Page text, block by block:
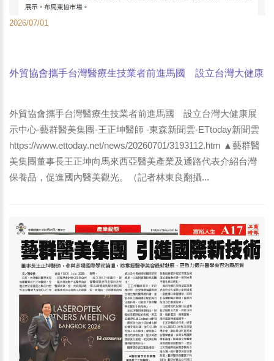
2026/07/01
外貿協會攜手台灣醫療生技業者前進馬國 設立台灣大健康
外貿協會攜手台灣醫療生技業者前進馬國 設立台灣大健康展
示中心-藝群醫美集團-王正坤醫師 -東森新聞雲-ETtoday新聞雲
https://www.ettoday.net/news/20260701/3193112.htm ▲藝群醫
美集團董事長王正坤向馬來西亞醫美產業及通路代表介紹台灣
保養品，促進國內醫美觀光。（記者林東良翻攝...